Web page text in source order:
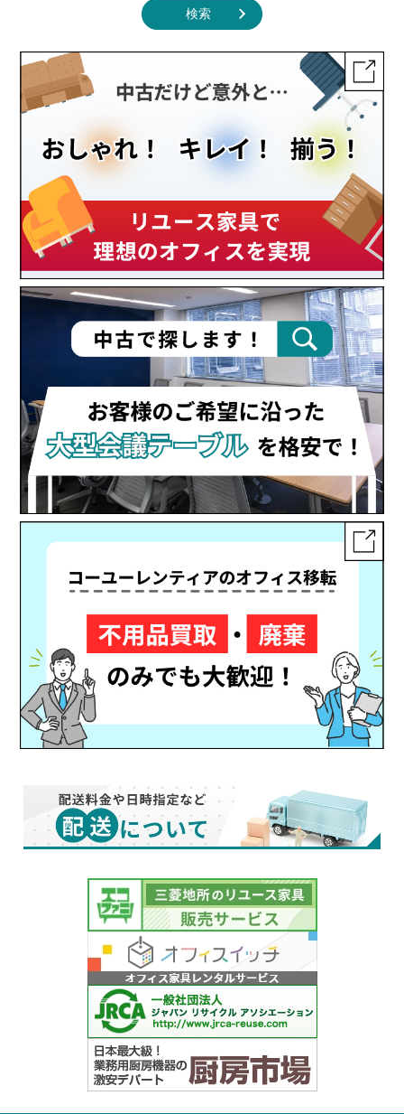
検索